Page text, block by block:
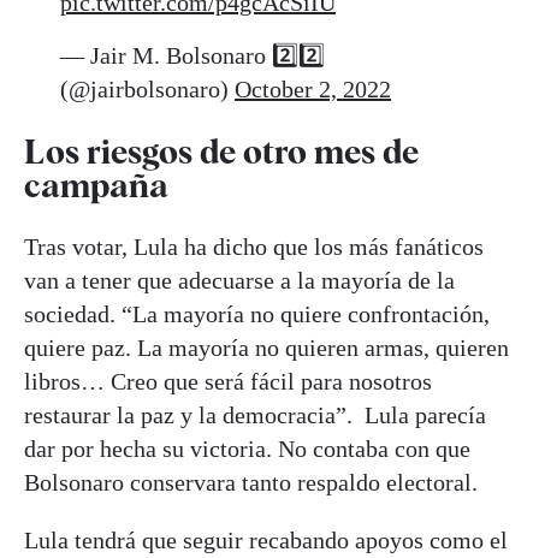
— Jair M. Bolsonaro 2️⃣2️⃣
(@jairbolsonaro) October 2, 2022
Los riesgos de otro mes de
campaña
Tras votar, Lula ha dicho que los más fanáticos
van a tener que adecuarse a la mayoría de la
sociedad. “La mayoría no quiere confrontación,
quiere paz. La mayoría no quieren armas, quieren
libros… Creo que será fácil para nosotros
restaurar la paz y la democracia”. Lula parecía
dar por hecha su victoria. No contaba con que
Bolsonaro conservara tanto respaldo electoral.
Lula tendrá que seguir recabando apoyos como el